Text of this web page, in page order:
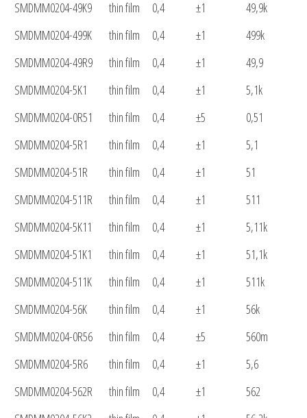
SMDMM0204-49K9 thin film 0,4 ±1
49,9k
SMDMM0204-499K
thin film 0,4 ±1
499k
SMDMM0204-49R9
thin film 0,4 ±1
49,9
SMDMM0204-5K1
thin film 0,4 ±1
5,1k
SMDMM0204-0R51
thin film 0,4 ±5
0,51
SMDMM0204-5R1
thin film 0,4 ±1
5,1
SMDMM0204-51R
thin film 0,4 ±1
51
SMDMM0204-511R
thin film 0,4 ±1
511
SMDMM0204-5K11
thin film 0,4 ±1
5,11k
SMDMM0204-51K1
thin film 0,4 ±1
51,1k
SMDMM0204-511K
thin film 0,4 ±1
511k
SMDMM0204-56K
thin film 0,4 ±1
56k
SMDMM0204-0R56
thin film 0,4 ±5
560m
SMDMM0204-5R6
thin film 0,4 ±1
5,6
SMDMM0204-562R
thin film 0,4 ±1
562